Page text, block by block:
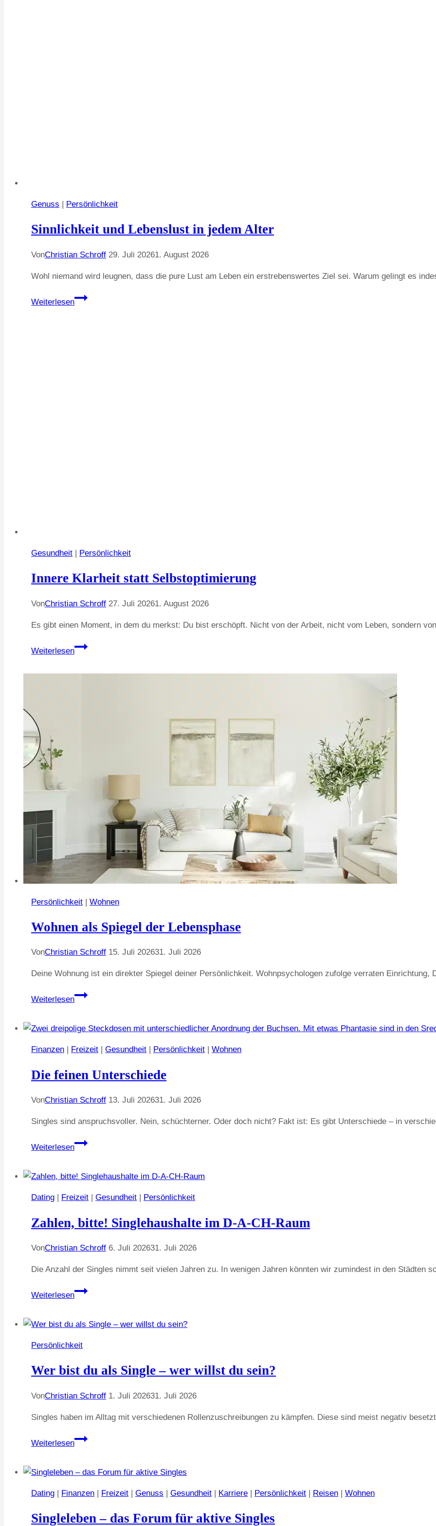
Genuss | Persönlichkeit
Sinnlichkeit und Lebenslust in jedem Alter
VonChristian Schroff 29. Juli 20261. August 2026
Wohl niemand wird leugnen, dass die pure Lust am Leben ein erstrebenswertes Ziel sei. Warum gelingt es
Weiterlesen
Sinnlichkeit
Gesundheit | Persönlichkeit
Innere Klarheit statt Selbstoptimierung
VonChristian Schroff 27. Juli 20261. August 2026
Es gibt einen Moment, in dem du merkst: Du bist erschöpft. Nicht von der Arbeit, nicht vom Leben, sondern
Weiterlesen
Innere
statt
Persönlichkeit | Wohnen
Wohnen als Spiegel der Lebensphase
VonChristian Schroff 15. Juli 202631. Juli 2026
Deine Wohnung ist ein direkter Spiegel deiner Persönlichkeit. Wohnpsychologen zufolge verraten
Weiterlesen
Wohnen
der
Lebensphase
Finanzen Freizeit Gesundheit Persönlichkeit Wohnen
Die feinen Unterschiede
VonChristian Schroff 13. Juli 202631. Juli 2026
Singles sind anspruchsvoller. Nein, schüchterner. Oder doch nicht? Fakt ist: Es gibt Unterschiede – in
Weiterlesen
Die
Dating Freizeit Gesundheit Persönlichkeit
Zahlen, bitte! Singlehaushalte im D-A-CH-Raum
VonChristian Schroff 6. Juli 202631. Juli 2026
Die Anzahl der Singles nimmt seit vielen Jahren zu. In wenigen Jahren könnten wir zumindest in den Städten
Weiterlesen
Zahlen,
im
D-
CH-
Persönlichkeit
Wer bist du als Single – wer willst du sein?
VonChristian Schroff 1. Juli 202631. Juli 2026
Singles haben im Alltag mit verschiedenen Rollenzuschreibungen zu kämpfen. Diese sind meist negativ
Weiterlesen
Wer
als
Single
wer
Dating | Finanzen | Freizeit | Genuss | Gesundheit | Karriere | Persönlichkeit | Reisen | Wohnen
Singleleben – das Forum für aktive Singles